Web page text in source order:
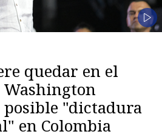
quedar en el
Washington
"dictadura
en Colombia